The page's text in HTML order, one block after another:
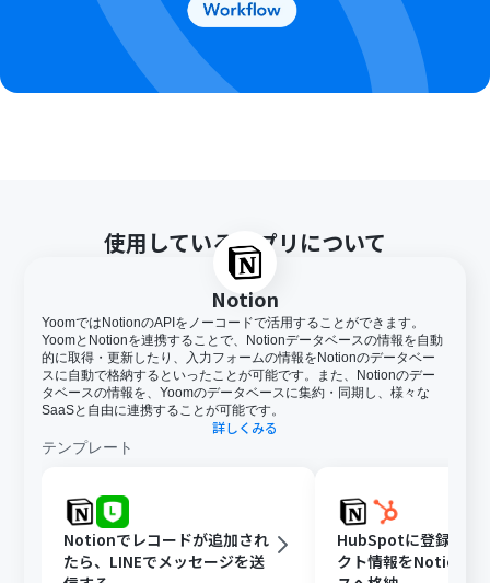
使用しているアプリについて
Notion
YoomではNotionのAPIをノーコードで活用することができます。
YoomとNotionを連携することで、Notionデータベースの情報を自動
的に取得・更新したり、入力フォームの情報をNotionのデータベー
スに自動で格納するといったことが可能です。また、Notionのデー
タベースの情報を、Yoomのデータベースに集約・同期し、様々な
SaaSと自由に連携することが可能です。
詳しくみる
テンプレート
Notionでレコードが追加され
たら、LINEでメッセージを送
HubSpotに登録され
クト情報をNotionデ